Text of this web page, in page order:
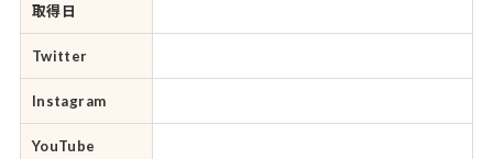
取得日
Twitter
Instagram
YouTube